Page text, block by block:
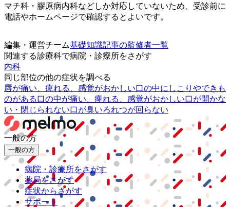
マチ科・膠原病内科などしか対応していないため、受診前に
電話やホームページで確認するとよいです。
編集・運営チーム基礎知識記事の監修者一覧
関連する診療科で病院・診療所をさがす
内科
同じ部位の他の症状を調べる
唇が痛い、痺れる、感覚がおかしい口の中にしこりやできも
のがある口の中が痛い、痺れる、感覚がおかしい口が開かな
い・閉じられない口が臭いろれつが回らない
一般の方
一般の方
病院・診療所をさがす
薬局をさがす
症状からさがす
サポート